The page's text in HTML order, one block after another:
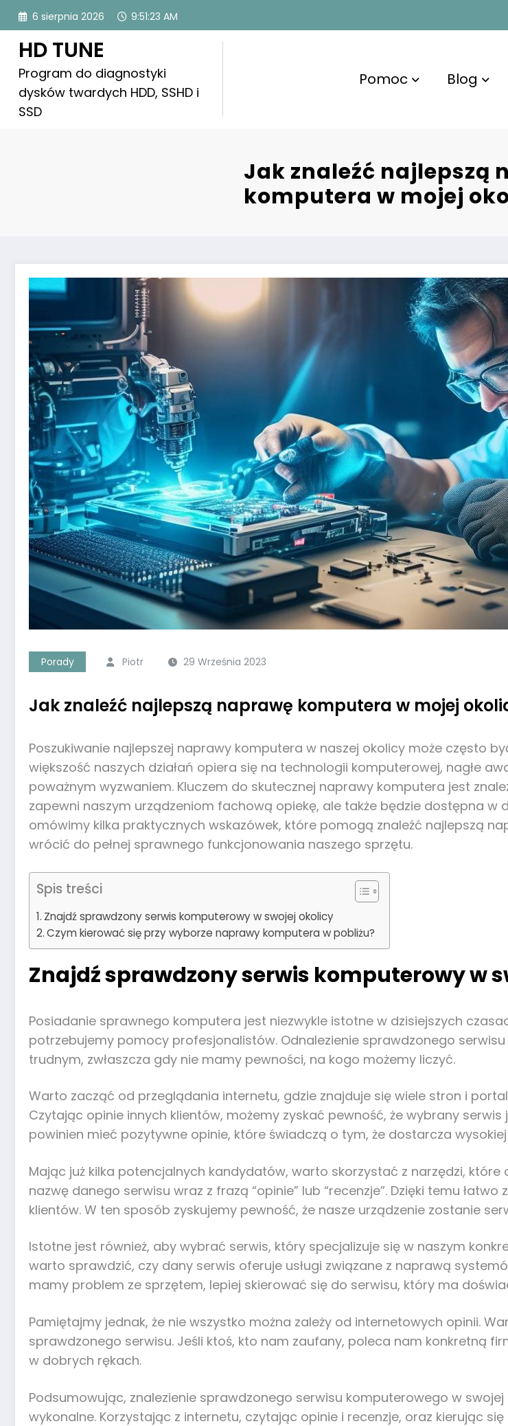
Skip
content
6 sierpnia 2026 9:51:24 AM
HD TUNE
Program do diagnostyki
dysków twardych HDD, SSHD i
SSD
Pomoc Blog
Jak znaleźć najlepszą
komputera w mojej
Porady Piotr 29 Września 2023
Jak znaleźć najlepszą naprawę komputera w mojej
Poszukiwanie najlepszej naprawy komputera w naszej okolicy może często
większość naszych działań opiera się na technologii komputerowej, nagłe
poważnym wyzwaniem. Kluczem do skutecznej naprawy komputera jest
zapewni naszym urządzeniom fachową opiekę, ale także będzie dostępna
omówimy kilka praktycznych wskazówek, które pomogą znaleźć najlepszą
wrócić do pełnej sprawnego funkcjonowania naszego sprzętu.
Spis treści
Znajdź sprawdzony serwis komputerowy w swojej okolicy
Czym kierować się przy wyborze naprawy komputera w pobliżu?
Znajdź sprawdzony serwis komputerowy w
Posiadanie sprawnego komputera jest niezwykle istotne w dzisiejszych
potrzebujemy pomocy profesjonalistów. Odnalezienie sprawdzonego
trudnym, zwłaszcza gdy nie mamy pewności, na kogo możemy liczyć.
Warto zacząć od przeglądania internetu, gdzie znajduje się wiele stron i
Czytając opinie innych klientów, możemy zyskać pewność, że wybrany
powinien mieć pozytywne opinie, które świadczą o tym, że dostarcza
Mając już kilka potencjalnych kandydatów, warto skorzystać z narzędzi,
nazwę danego serwisu wraz z frazą “opinie” lub “recenzje”. Dzięki temu
klientów. W ten sposób zyskujemy pewność, że nasze urządzenie zostanie
Istotne jest również, aby wybrać serwis, który specjalizuje się w naszym
warto sprawdzić, czy dany serwis oferuje usługi związane z naprawą
mamy problem ze sprzętem, lepiej skierować się do serwisu, który ma
Pamiętajmy jednak, że nie wszystko można zależy od internetowych opinii.
sprawdzonego serwisu. Jeśli ktoś, kto nam zaufany, poleca nam konkretną
w dobrych rękach.
Podsumowując, znalezienie sprawdzonego serwisu komputerowego w
wykonalne. Korzystając z internetu, czytając opinie i recenzje, oraz kierując